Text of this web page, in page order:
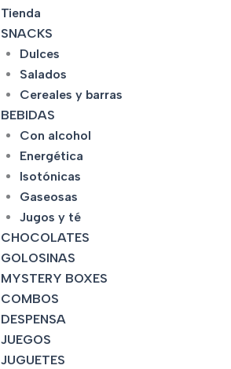
Tienda
SNACKS
Dulces
Salados
Cereales y barras
BEBIDAS
Con alcohol
Energética
Isotónicas
Gaseosas
Jugos y té
CHOCOLATES
GOLOSINAS
MYSTERY BOXES
COMBOS
DESPENSA
JUEGOS
JUGUETES